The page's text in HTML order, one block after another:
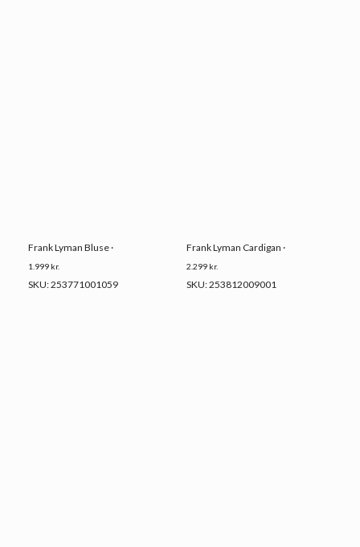
Frank Lyman Bluse ·
1.999 kr.
SKU: 253771001059
Frank Lyman Cardigan ·
2.299 kr.
SKU: 253812009001